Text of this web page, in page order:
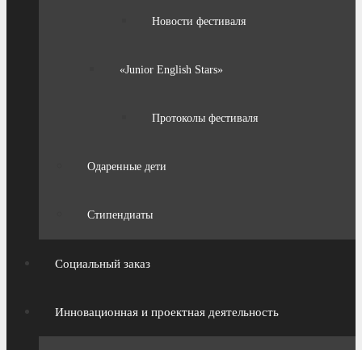
Новости фестиваля
«Junior English Stars»
Протоколы фестиваля
Одаренные дети
Стипендиаты
Социальный заказ
Инновационная и проектная деятельность